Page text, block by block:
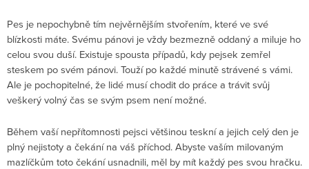
Pes je nepochybně tím nejvěrnějším stvořením, které ve své
blízkosti máte. Svému pánovi je vždy bezmezně oddaný a miluje ho
celou svou duší. Existuje spousta případů, kdy pejsek zemřel
steskem po svém pánovi. Touží po každé minutě strávené s vámi.
Ale je pochopitelné, že lidé musí chodit do práce a trávit svůj
veškerý volný čas se svým psem není možné.
Během vaší nepřítomnosti pejsci většinou teskní a jejich celý den je
plný nejistoty a čekání na váš příchod. Abyste vaším milovaným
mazlíčkům toto čekání usnadnili, měl by mít každý pes svou hračku.